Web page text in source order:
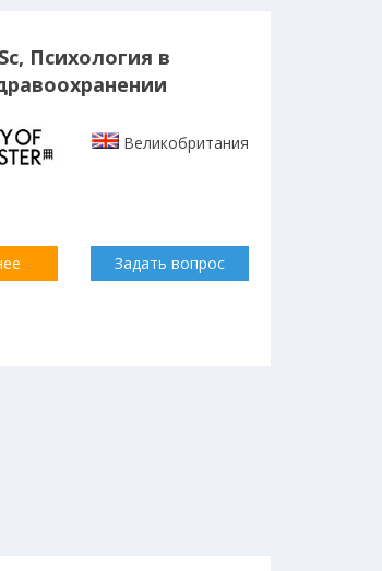
Психология в
Великобритания
Задать вопрос